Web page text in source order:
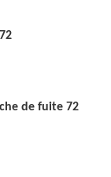
de fuite 72